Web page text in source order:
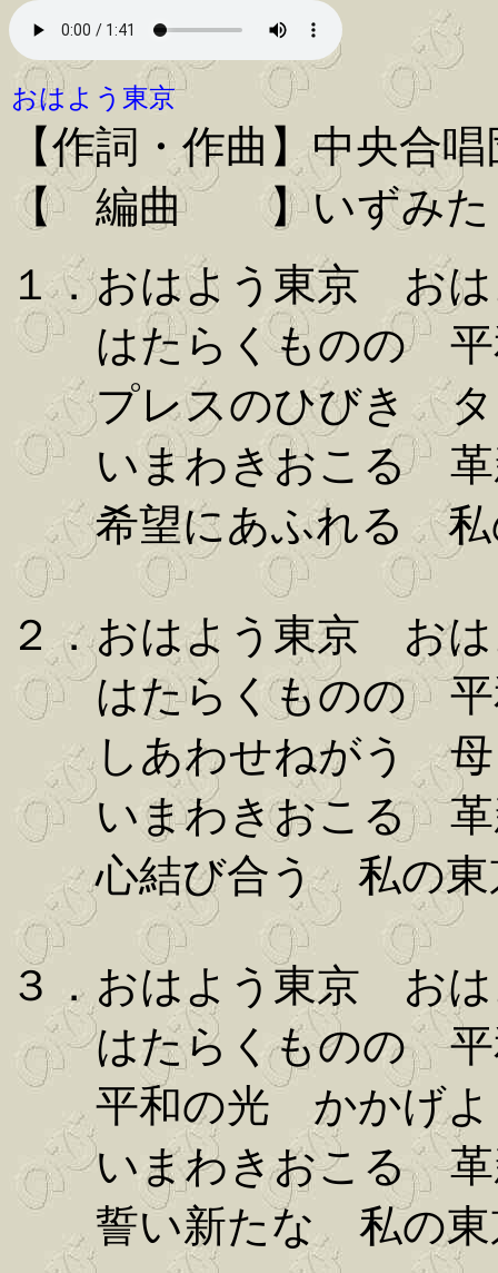
おはよう東京
【作詞・作曲】中央合唱
【 編曲 】いずみた
１．おはよう東京 お
はたらくものの 平
プレスのひびき タ
いまわきおこる 革
希望にあふれる 私
２．おはよう東京 お
はたらくものの 平
しあわせねがう 母
いまわきおこる 革
心結び合う 私の東
３．おはよう東京 お
はたらくものの 平
平和の光 かかげよ
いまわきおこる 革
誓い新たな 私の東